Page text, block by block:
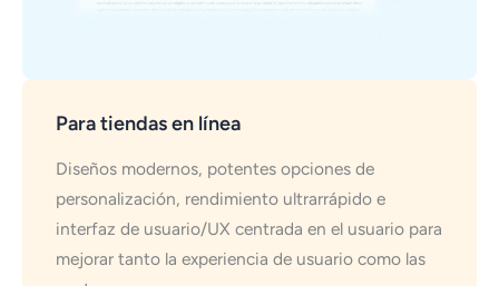
Para tiendas en línea
Diseños modernos, potentes opciones de
personalización, rendimiento ultrarrápido e
interfaz de usuario/UX centrada en el usuario para
mejorar tanto la experiencia de usuario como las